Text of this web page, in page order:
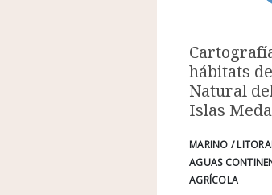
hábitats
Natural
Islas
MARINO /
AGUAS
AGRÍCOLA